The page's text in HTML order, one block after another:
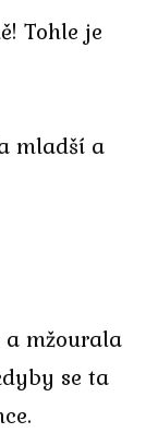
Tohle je
mladší a
mžourala
se ta